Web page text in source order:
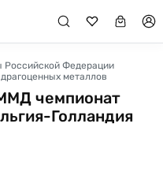
Российской Федерации
металлов
чемпионат
Голландия